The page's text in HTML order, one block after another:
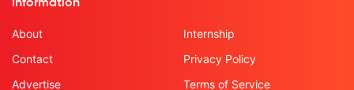
Information
About
Contact
Advertise
Internship
Privacy Policy
Terms of Service